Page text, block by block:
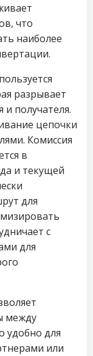
что
наиболее
разрывает
получателя.
цепочки
Комиссия
в
и текущей
для
с
для
между
удобно для
или